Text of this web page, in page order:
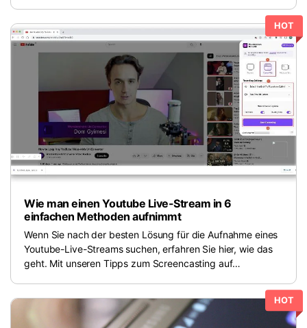
HOT
Wie man einen Youtube Live-Stream in 6
einfachen Methoden aufnimmt
Wenn Sie nach der besten Lösung für die Aufnahme eines
Youtube-Live-Streams suchen, erfahren Sie hier, wie das
geht. Mit unseren Tipps zum Screencasting auf
HOT